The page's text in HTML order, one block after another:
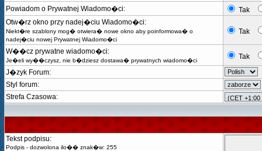
Powiadom o Prywatnej Wiadomo�ci:
Tak
Otw�rz okno przy nadej�ciu Wiadomo�ci:
Niekt�re szablony mog� otwiera� nowe okno aby poinformowa� o
nadej�ciu nowej Prywatnej Wiadomo�ci
Tak
W��cz prywatne wiadomo�ci:
Je�eli wy��czysz, nie b�dziesz dostawa� prywatnych wiadomo�ci
Tak
J�zyk Forum:
Styl forum:
Strefa Czasowa:
Tekst podpisu:
Podpis - dozwolona ilo�� znak�w: 255